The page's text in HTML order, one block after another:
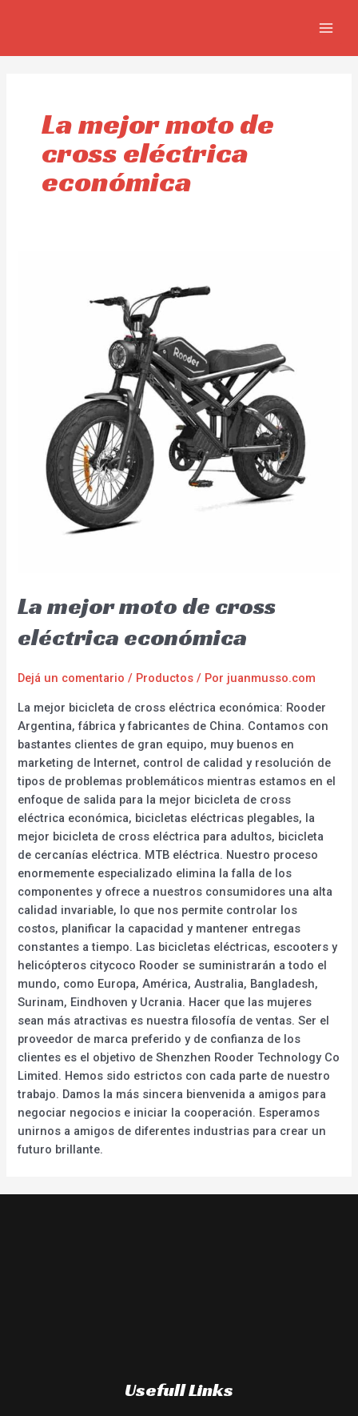
La mejor moto de
cross eléctrica
económica
La mejor moto de cross
eléctrica económica
Dejá un comentario / Productos / Por juanmusso.com
La mejor bicicleta de cross eléctrica económica: Rooder
Argentina, fábrica y fabricantes de China. Contamos con
bastantes clientes de gran equipo, muy buenos en
marketing de Internet, control de calidad y resolución de
tipos de problemas problemáticos mientras estamos en el
enfoque de salida para la mejor bicicleta de cross
eléctrica económica, bicicletas eléctricas plegables, la
mejor bicicleta de cross eléctrica para adultos, bicicleta
de cercanías eléctrica. MTB eléctrica. Nuestro proceso
enormemente especializado elimina la falla de los
componentes y ofrece a nuestros consumidores una alta
calidad invariable, lo que nos permite controlar los
costos, planificar la capacidad y mantener entregas
constantes a tiempo. Las bicicletas eléctricas, escooters y
helicópteros citycoco Rooder se suministrarán a todo el
mundo, como Europa, América, Australia, Bangladesh,
Surinam, Eindhoven y Ucrania. Hacer que las mujeres
sean más atractivas es nuestra filosofía de ventas. Ser el
proveedor de marca preferido y de confianza de los
clientes es el objetivo de Shenzhen Rooder Technology Co
Limited. Hemos sido estrictos con cada parte de nuestro
trabajo. Damos la más sincera bienvenida a amigos para
negociar negocios e iniciar la cooperación. Esperamos
unirnos a amigos de diferentes industrias para crear un
futuro brillante.
Usefull Links